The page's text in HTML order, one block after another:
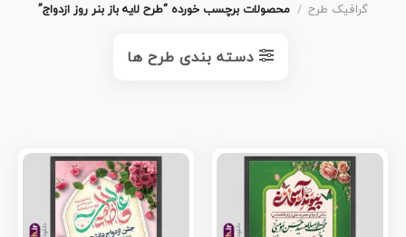
گرافیک طرح / محصولات برچسب خورده “طرح لایه باز بنر روز ازدواج”
دسته بندی طرح ها